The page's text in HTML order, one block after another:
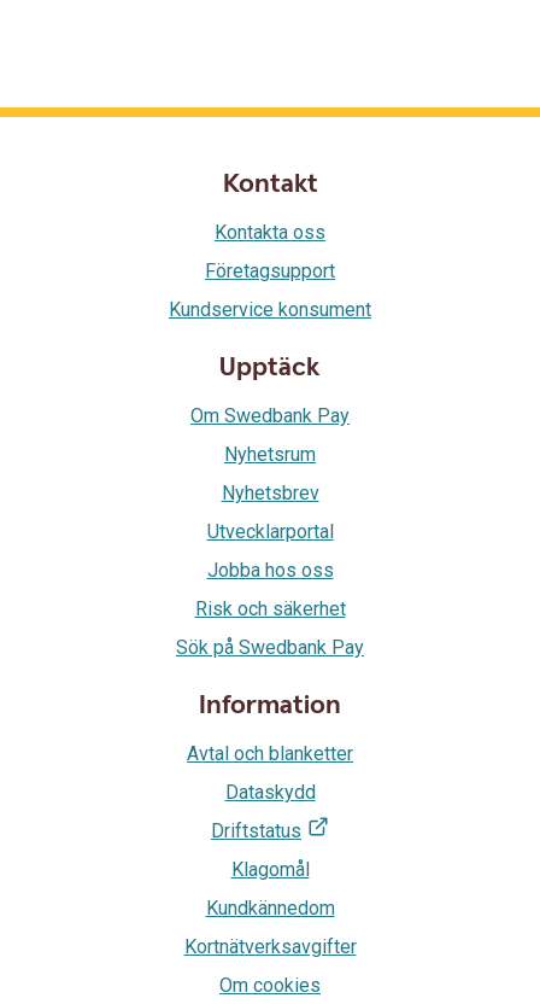
Kontakt
Kontakta oss
Företagsupport
Kundservice konsument
Upptäck
Om Swedbank Pay
Nyhetsrum
Nyhetsbrev
Utvecklarportal
Jobba hos oss
Risk och säkerhet
Sök på Swedbank Pay
Information
Avtal och blanketter
Dataskydd
Driftstatus
Klagomål
Kundkännedom
Kortnätverksavgifter
Om cookies